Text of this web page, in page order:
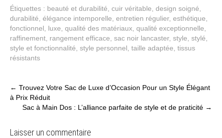
Étiquettes : beauté et durabilité cuir véritable design soigné
durabilité élégance intemporelle entretien régulier, esthétique
fonctionnel
luxe qualité des matériaux qualité exceptionnelle
raffinement rangement efficace sac noir lancaster, style stylé
style et fonctionnalité style personnel taille adaptée tissus
résistants
Post
navigation
← Trouvez Votre Sac de Luxe d’Occasion Pour un Style Élégant
à Prix Réduit
Sac à Main Dos : L’alliance parfaite de style et de praticité →
Laisser un commentaire